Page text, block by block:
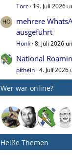
Torc 19. Juli 2026
mehrere
ausgeführt
Honk 8. Juli 2026
National
pithein 4. Juli 2026
Wer war online?
Heiße Themen